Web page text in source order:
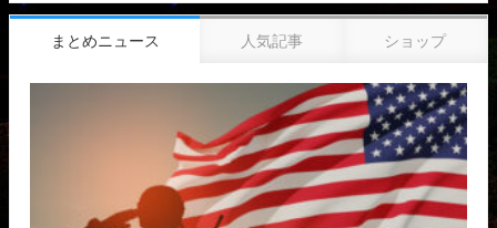
まとめニュース 人気記事 ショップ